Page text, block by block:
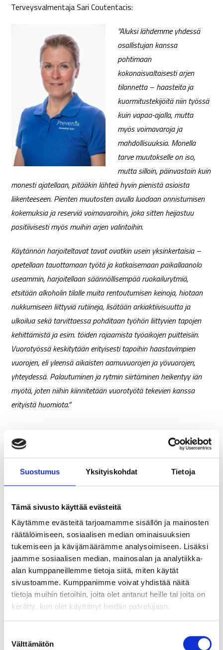
Suostumus Yksityiskohdat Tietoja
Tämä sivusto käyttää evästeitä
Käytämme evästeitä tarjoamamme sisällön ja mainosten
räätälöimiseen, sosiaalisen median ominaisuuksien
tukemiseen ja kävijämäärämme analysoimiseen. Lisäksi
jaamme sosiaalisen median, mainosalan ja analytiikka-
alan kumppaneillemme tietoja siitä, miten käytät
sivustoamme. Kumppanimme voivat yhdistää näitä
tietoja muihin tietoihin, joita olet antanut heille tai joita on
kerätty, kun olet käyttänyt heidän palvelujaan.
Välttämätön
Terveysvalmentaja Sari Coutentacis:
”Aluksi lähdemme yhdessä
osallistujan kanssa
pohtimaan
kokonaisvaltaisesti arjen
tilannetta – haasteita ja
kuormitustekijöitä niin työssä
kuin vapaa-ajalla, mutta
myös voimavaroja ja
mahdollisuuksia. Monella
tarve muutokselle on iso,
mutta silloin, päinvastoin kuin
monesti ajatellaan, pitääkin lähteä hyvin pienistä asioista
liikenteeseen. Pienten muutosten avulla luodaan onnistumisen
kokemuksia ja reserviä voimavaroihin, joka sitten heijastuu
positiivisesti myös muihin arjen valintoihin.
Käytännön harjoiteltavat tavat ovatkin usein yksinkertaisia –
opetellaan tauottamaan työtä ja katkaisemaan paikallaanolo
useammin, harjoitellaan säännöllisempää ruokailurytmiä,
etsitään alkoholin tilalle muita rentoutumisen keinoja, hiotaan
nukkumiseen liittyviä rutiineja, lisätään arkiaktiivisuutta ja
ulkoilua sekä tarvittaessa pohditaan työhön liittyvien tapojen
kehittämistä ja esim. töiden rajaamista työaikojen puitteisiin.
Vuorotyössä keskitytään erityisesti tapoihin haastavimpien
vuorojen, eli yleensä aikaisten aamuvuorojen ja yövuorojen,
yhteydessä. Palautuminen ja rytmin siirtäminen heikentyy iän
myötä, joten niihin kiinnitetään vuorotyötä tekevien kanssa
erityistä huomiota.”
TULOKSET ERI OSA-ALUEITTAIN
Terveysvalmennuksen vaikuttavuutta mitataan kyselyn
avulla, jossa henkilö arvioi tilannettaan eri osa-alueittain
asteikolla 0-10 (0 = huonoin tilanne, 10 = paras tilanne).
ottamatta kaikki kysymykset perustuvat yleisesti
käytössä oleviin kansallisiin tai kansainvälisiin
kyselypatteristoihin.
Raportin jokaisen kohdan taustalla on yksi kysymys ja
vastausten perusteella tilanne luokitellaan heikoksi (0-4),
välttäväksi (5-6), kohtalaiseksi (7-8) tai erinomaiseksi (9-
10). Ryhmätasolla seurataan kohtalaisen ja erinomaisen